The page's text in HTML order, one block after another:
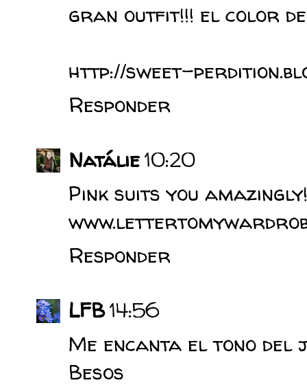
gran outfit!!! el color
http://sweet-
Responder
Natálie10:20
Pink suits you
Responder
LFB14:56
Me encanta el tono del
Besos